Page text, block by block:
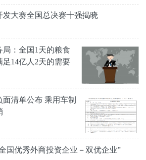
发大赛全国总决赛十强揭晓
局：全国1天的粮食
14亿人2天的需要
面清单公布 乘用车制
国优秀外商投资企业－双优企业”